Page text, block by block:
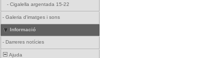
- Cigalella argentada 15-22
- Galeria d'imatges i sons
Informació
- Darreres notícies
Ajuda